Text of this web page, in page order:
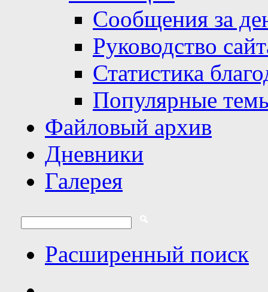
Сообщения за
Руководство
Статистика
Популярные
Файловый архив
Дневники
Галерея
Расширенный поиск